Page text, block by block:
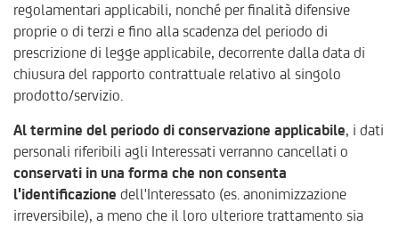
regolamentari applicabili, nonché per finalità difensive
proprie o di terzi e fino alla scadenza del periodo di
prescrizione di legge applicabile, decorrente dalla data di
chiusura del rapporto contrattuale relativo al singolo
prodotto/servizio.
Al termine del periodo di conservazione applicabile, i dati
personali riferibili agli Interessati verranno cancellati o
conservati in una forma che non consenta
l'identificazione dell'Interessato (es. anonimizzazione
irreversibile), a meno che il loro ulteriore trattamento sia